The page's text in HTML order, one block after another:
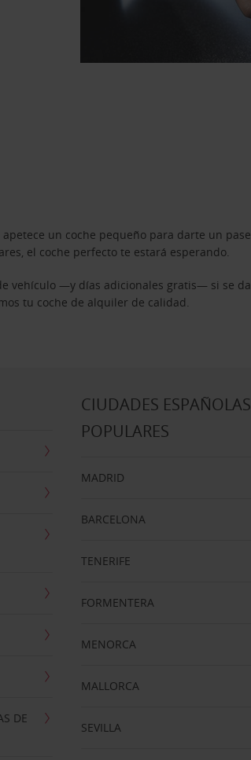
un coche pequeño para darte un
el coche perfecto te estará esperando.
vehículo —y días adicionales gratis— si se
tu coche de alquiler de calidad.
DE
CIUDADES ESPAÑOLAS
POPULARES
MADRID
BARCELONA
TENERIFE
FORMENTERA
MENORCA
MALLORCA
SEVILLA